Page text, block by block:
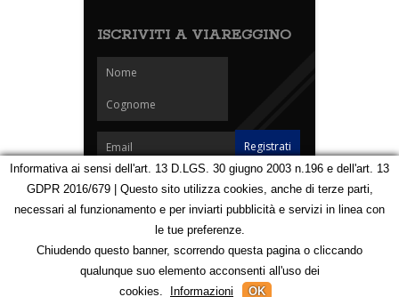
ISCRIVITI A VIAREGGINO
Homepage Notizie Speciali Eventi Foto Carnevale
Partners
Contatti
Mappa
123133960
Informativa ai sensi dell'art. 13 D.LGS. 30 giugno 2003 n.196 e dell'art. 13
GDPR 2016/679 | Questo sito utilizza cookies, anche di terze parti,
necessari al funzionamento e per inviarti pubblicità e servizi in linea con
le tue preferenze.
Chiudendo questo banner, scorrendo questa pagina o cliccando
qualunque suo elemento acconsenti all'uso dei
cookies.
Informazioni OK